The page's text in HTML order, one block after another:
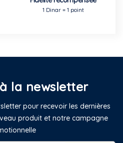
1 Dinar = 1 point
la newsletter
pour recevoir les dernières
produit et notre campagne